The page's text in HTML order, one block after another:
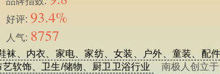
好评: 93.4%
人气: 8757
袜、内衣、家电、家纺、女装、户外、童装、配
软饰、卫生/储物、厨卫卫浴行业
南极人创立